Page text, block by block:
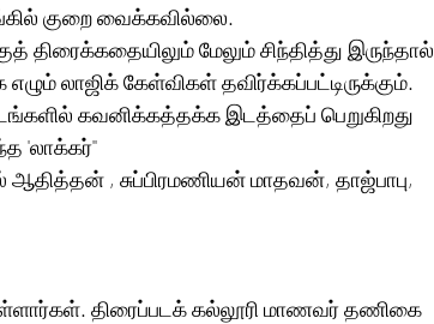
குறை வைக்கவில்லை.
திரைக்கதையிலும் மேலும் சிந்தித்து இருந்தால்
லாஜிக் கேள்விகள் தவிர்க்கப்பட்டிருக்கும்.
கவனிக்கத்தக்க இடத்தைப் பெறுகிறது
'லாக்கர்''
, சுப்பிரமணியன் மாதவன், தாஜ்பாபு,
திரைப்படக் கல்லூரி மாணவர் தணிகை